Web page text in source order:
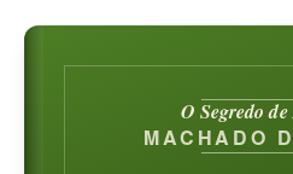
O Segredo
MACHADO